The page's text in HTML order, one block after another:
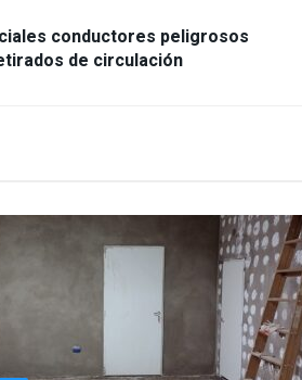
conductores peligrosos
de circulación